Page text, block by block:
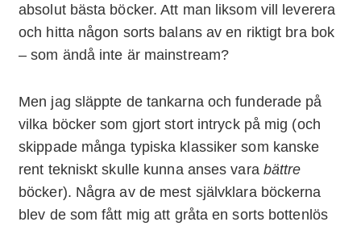
absolut bästa böcker. Att man liksom vill leverera
och hitta någon sorts balans av en riktigt bra bok
– som ändå inte är mainstream?
Men jag släppte de tankarna och funderade på
vilka böcker som gjort stort intryck på mig (och
skippade många typiska klassiker som kanske
rent tekniskt skulle kunna anses vara bättre
böcker). Några av de mest självklara böckerna
blev de som fått mig att gråta en sorts bottenlös